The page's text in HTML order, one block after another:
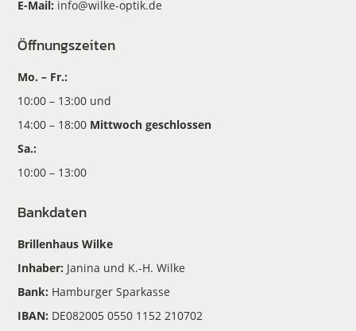
E-Mail: info@wilke-optik.de
Öffnungszeiten
Mo. – Fr.:
10:00 – 13:00 und
14:00 – 18:00 Mittwoch geschlossen
Sa.:
10:00 – 13:00
Bankdaten
Brillenhaus Wilke
Inhaber: Janina und K.-H. Wilke
Bank: Hamburger Sparkasse
IBAN: DE082005 0550 1152 210702